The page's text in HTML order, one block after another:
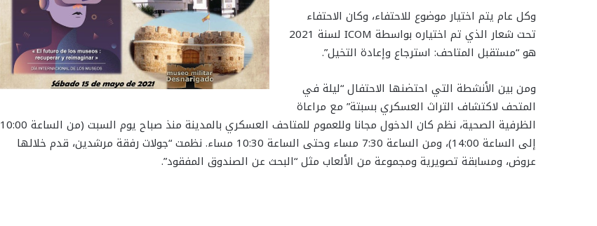
وكل عام يتم اختيار موضوع للاحتفاء، وكان الاحتفاء
تحت شعار الذي تم اختياره بواسطة ICOM لسنة 2021
هو “مستقبل المتاحف: استرجاع وإعادة التخيل”.
ومن بين الأنشطة التي احتضنها الاحتفال “ليلة في
المتحف لاكتشاف التراث العسكري بسبتة” مع مراعاة
الظرفية الصحية، نظم كان الدخول مجانا وللعموم للمتاحف العسكري بالمدينة منذ صباح يوم السبت (من الساعة 10:00
إلى الساعة 14:00)، ومن الساعة 7:30 مساء وحتى الساعة 10:30 مساء. نظمت “جولات رفقة مرشدين، قدم خلالها
عروض، ومسابقة تصويرية ومجموعة من الألعاب مثل “البحث عن الصندوق المفقود”.